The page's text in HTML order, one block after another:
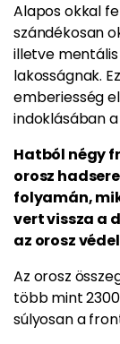
Alapos okkal
szándékosan
illetve
lakosságnak.
emberiesség
indoklásában
Hatból négy
orosz
folyamán,
vert vissza a
az orosz
Az orosz
több mint
súlyosan a